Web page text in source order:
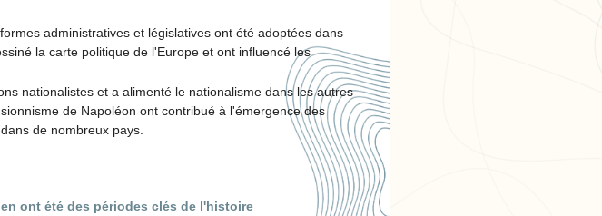
administratives et législatives ont été adoptées dans
la carte politique de l'Europe et ont influencé les
nationalistes et a alimenté le nationalisme dans les autres
de Napoléon ont contribué à l'émergence des
de nombreux pays.
ont été des périodes clés de l'histoire